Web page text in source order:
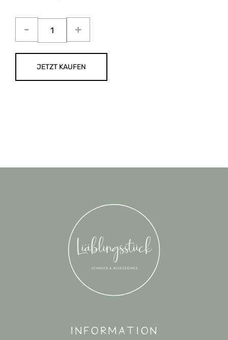
JETZT KAUFEN
Information